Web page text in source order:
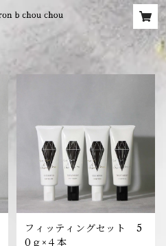
フィッティングセット 5
0ｇ×４本